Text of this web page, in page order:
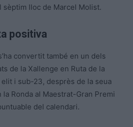
lloc de Marcel Molist.
positiva
convertit també en un dels
de la Xallenge en Ruta de la
i sub-23, desprès de la seua
Ronda al Maestrat-Gran Premi
del calendari.